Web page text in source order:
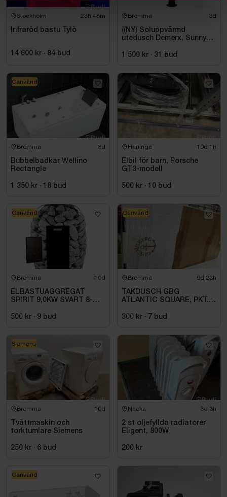
Stockholm 23h 48m
Infraröd bastu Tylö
14 600 kr · 84 bud
Bromma 3d
((NY) Soluppvärmd
utedusch Demerx, Sunny
1 500 kr · 31 bud
Bromma 3d
Bubbelbadkar Wellino
Rectangle
1 350 kr · 18 bud
Oanvänd
Haninge 10d 1h
Elbil för barn, Porsche
GT3-modell
500 kr · 10 bud
Bromma 10d
ELBASTUAGGREGAT
SPIRIT 9,0KW SVART 8-
INKL. XENIO WIFI
500 kr · 9 bud
Oanvänd
Bromma 9d 23h
TAKDUSCH GBG
ATLANTIC SQUARE, PKT.
KROM
300 kr · 7 bud
Oanvänd
Bromma 10d
Tvättmaskin och
torktumlare Siemens
250 kr · 6 bud
Siemens
Nacka 3d 3h
2 st oljefyllda radiatorer
Eligent, 800W
200 kr
Oanvänd